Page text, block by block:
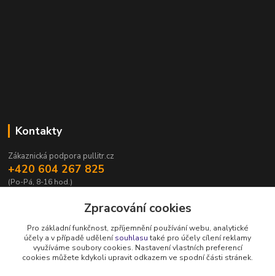
Kontakty
Zákaznická podpora pullitr.cz
+420 604 267 825
(Po-Pá, 8-16 hod.)
Zpracování cookies
Pro základní funkčnost, zpříjemnění používání webu, analytické
účely a v případě udělenísouhlasutaké pro účely cílení reklamy
využíváme soubory cookies. Nastavení vlastních preferencí
cookies můžete kdykoli upravit odkazem ve spodní části stránek.